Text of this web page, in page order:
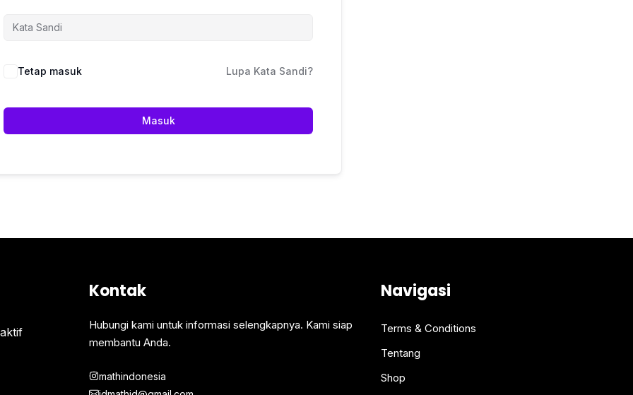
Tetap masuk Lupa Kata Sandi?
Masuk
Kontak
Hubungi kami untuk informasi selengkapnya. Kami siap
membantu Anda.
mathindonesia
Navigasi
Terms & Conditions
Tentang
Shop